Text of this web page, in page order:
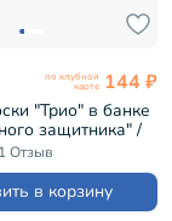
по клубной
карте 144 ₽
"Трио" в банке
защитника" /
1 Отзыв
в корзину